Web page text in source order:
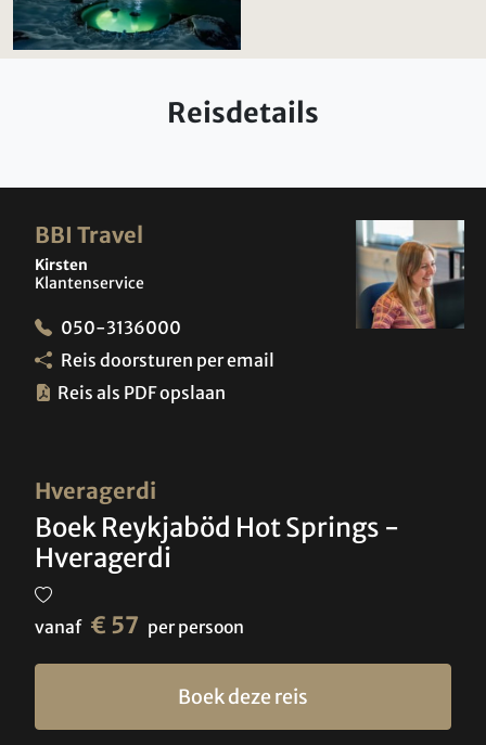
Reisdetails
Hveragerdi
Boek Reykjaböd Hot Springs -
Hveragerdi
vanaf € 57 per persoon
Boek deze reis
BBI Travel
Kirsten
Klantenservice
050-3136000
Reis doorsturen per email
Reis als PDF opslaan